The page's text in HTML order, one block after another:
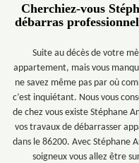
Cherchiez-vous
débarras
Suite au décès de votre
appartement, mais vous
ne savez même pas par où
c’est inquiétant. Nous vous
de chez vous existe Stéphane
vos travaux de débarrasser
dans le 86200. Avec Stéphane
soigneux vous allez être